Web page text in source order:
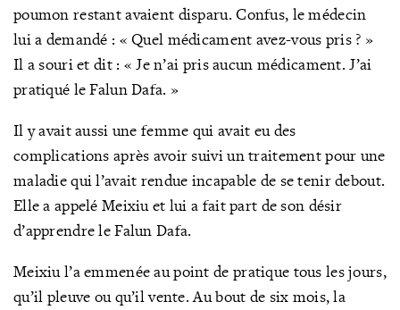
poumon restant avaient disparu. Confus, le médecin
lui a demandé : « Quel médicament avez-vous pris ? »
Il a souri et dit : « Je n’ai pris aucun médicament. J’ai
pratiqué le Falun Dafa. »
Il y avait aussi une femme qui avait eu des
complications après avoir suivi un traitement pour une
maladie qui l’avait rendue incapable de se tenir debout.
Elle a appelé Meixiu et lui a fait part de son désir
d’apprendre le Falun Dafa.
Meixiu l’a emmenée au point de pratique tous les jours,
qu’il pleuve ou qu’il vente. Au bout de six mois, la